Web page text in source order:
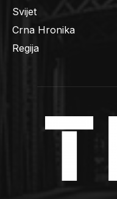
Svijet
Crna Hronika
Regija